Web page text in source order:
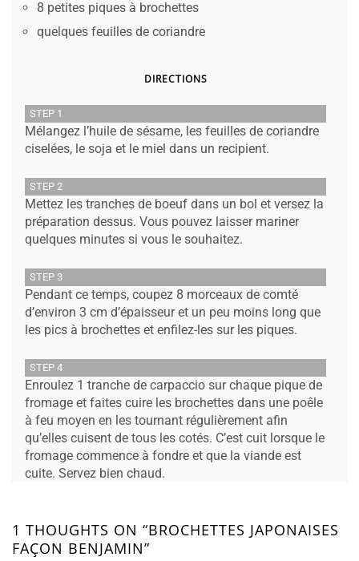
8 petites piques à brochettes
quelques feuilles de coriandre
DIRECTIONS
STEP 1
Mélangez l’huile de sésame, les feuilles de coriandre
ciselées, le soja et le miel dans un recipient.
STEP 2
Mettez les tranches de boeuf dans un bol et versez la
préparation dessus. Vous pouvez laisser mariner
quelques minutes si vous le souhaitez.
STEP 3
Pendant ce temps, coupez 8 morceaux de comté
d’environ 3 cm d’épaisseur et un peu moins long que
les pics à brochettes et enfilez-les sur les piques.
STEP 4
Enroulez 1 tranche de carpaccio sur chaque pique de
fromage et faites cuire les brochettes dans une poêle
à feu moyen en les tournant régulièrement afin
qu’elles cuisent de tous les cotés. C’est cuit lorsque le
fromage commence à fondre et que la viande est
cuite. Servez bien chaud.
1 THOUGHTS ON “BROCHETTES JAPONAISES
FAÇON BENJAMIN”